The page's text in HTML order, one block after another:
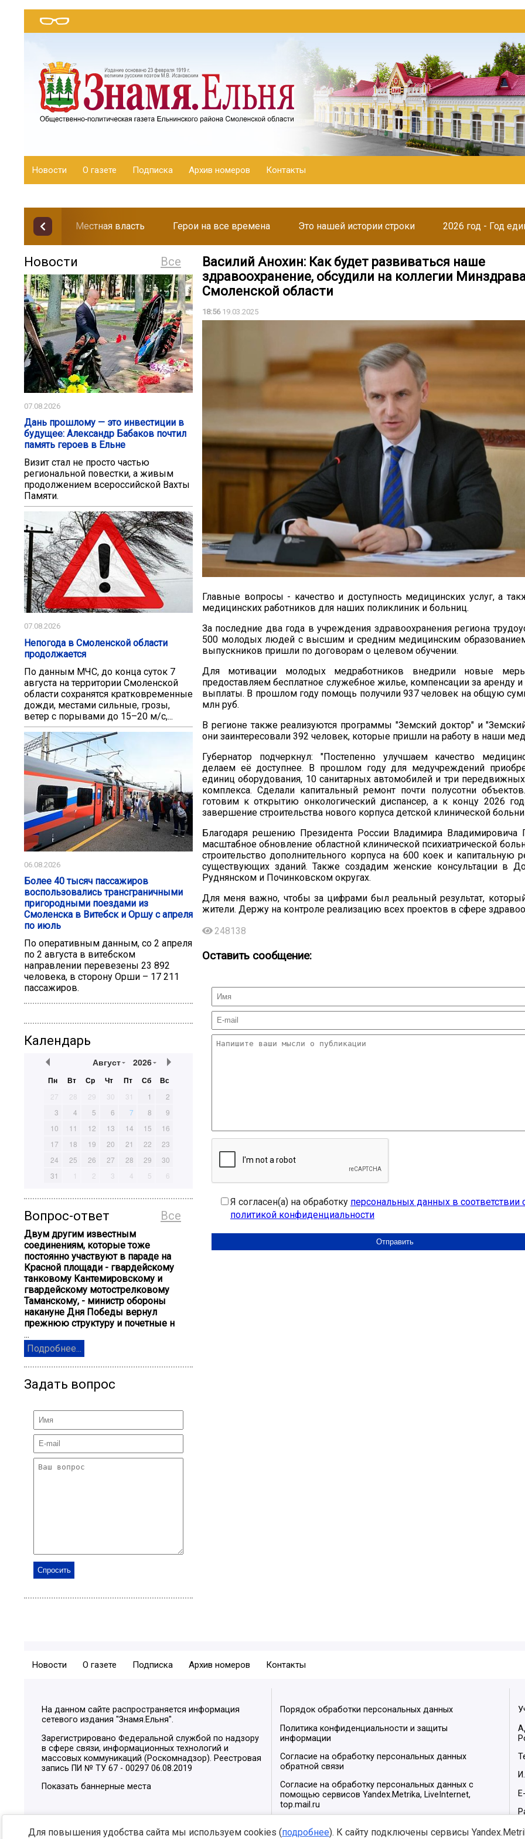
Новости О газете Подписка Архив номеров Контакты
Местная власть Герои на все времена Это нашей истории строки 2026 год - Год
Все
Новости
07.08.2026
Дань прошлому — это инвестиции в
будущее: Александр Бабаков почтил
память героев в Ельне
Визит стал не просто частью
региональной повестки, а живым
продолжением всероссийской Вахты
Памяти.
07.08.2026
Непогода в Смоленской области
продолжается
По данным МЧС, до конца суток 7
августа на территории Смоленской
области сохранятся кратковременные
дожди, местами сильные, грозы,
ветер с порывами до 15–20 м/с,...
06.08.2026
Более 40 тысяч пассажиров
воспользовались трансграничными
пригородными поездами из
Смоленска в Витебск и Оршу с апреля
по июль
По оперативным данным, со 2 апреля
по 2 августа в витебском
направлении перевезены 23 892
человека, в сторону Орши – 17 211
пассажиров.
Календарь
Август 2026
Пн Вт Ср Чт Пт Сб Вс
27 28 29 30 31 1
2
3
4 5 6 7 8
9
10
11 12 13 14 15
16
17
18 19 20 21 22
23
24
25 26 27 28 29
30
31
1 2 3 4 5 6
Все
Вопрос-ответ
Двум другим известным
соединениям, которые тоже
постоянно участвуют в параде на
Красной площади - гвардейскому
танковому Кантемировскому и
гвардейскому мотострелковому
Таманскому, - министр обороны
накануне Дня Победы вернул
прежнюю структуру и почетные н
...
Подробнее...
Задать вопрос
Василий Анохин: Как будет развиваться наше
здравоохранение, обсудили на коллегии
Смоленской области
18:5619.03.2025
Главные вопросы - качество и доступность медицинских услуг, а
медицинских работников для наших поликлиник и больниц.
За последние два года в учреждения здравоохранения региона
500 молодых людей с высшим и средним медицинским
выпускников пришли по договорам о целевом обучении.
Для мотивации молодых медработников внедрили новые
предоставляем бесплатное служебное жилье, компенсации за аренду
выплаты. В прошлом году помощь получили 937 человек на общую
млн руб.
В регионе также реализуются программы "Земский доктор" и
они заинтересовали 392 человек, которые пришли на работу в наши
Губернатор подчеркнул: "Постепенно улучшаем качество
делаем её доступнее. В прошлом году для медучреждений
единиц оборудования, 10 санитарных автомобилей и три
комплекса. Сделали капитальный ремонт почти полусотни
готовим к открытию онкологический диспансер, а к концу 2026
завершение строительства нового корпуса детской клинической
Благодаря решению Президента России Владимира Владимировича
масштабное обновление областной клинической психиатрической
строительство дополнительного корпуса на 600 коек и капитальную
существующих зданий. Также создадим женские консультации в
Руднянском и Починковском округах.
Для меня важно, чтобы за цифрами был реальный результат,
жители. Держу на контроле реализацию всех проектов в сфере
248138
Оставить сообщение:
Я согласен(а) на обработку персональных данных в соответствии
политикой конфиденциальности
Новости О газете Подписка Архив номеров Контакты
На данном сайте распространяется информация
сетевого издания "Знамя.Ельня".
Зарегистрировано Федеральной службой по надзору
в сфере связи, информационных технологий и
массовых коммуникаций (Роскомнадзор). Реестровая
запись ПИ № ТУ 67 - 00297 06.08.2019
Показать баннерные места
Порядок обработки персональных данных
Политика конфиденциальности и защиты
информации
Согласие на обработку персональных данных
обратной связи
Согласие на обработку персональных данных с
помощью сервисов Yandex.Metrika, LiveInternet,
top.mail.ru
Для повышения удобства сайта мы используем cookies (подробнее). К сайту подключены сервисы